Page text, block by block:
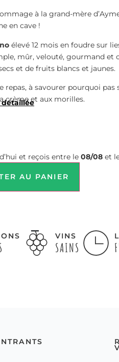
à la grand-mère
en cave !
élevé 12 mois en foudre sur
mûr, velouté, gourmand et
et de fruits blancs et jaunes.
repas, à savourer pourquoi
crème et aux morilles.
détaillée
et reçois entre le 08/08 et
AU PANIER
VINS
SAINS